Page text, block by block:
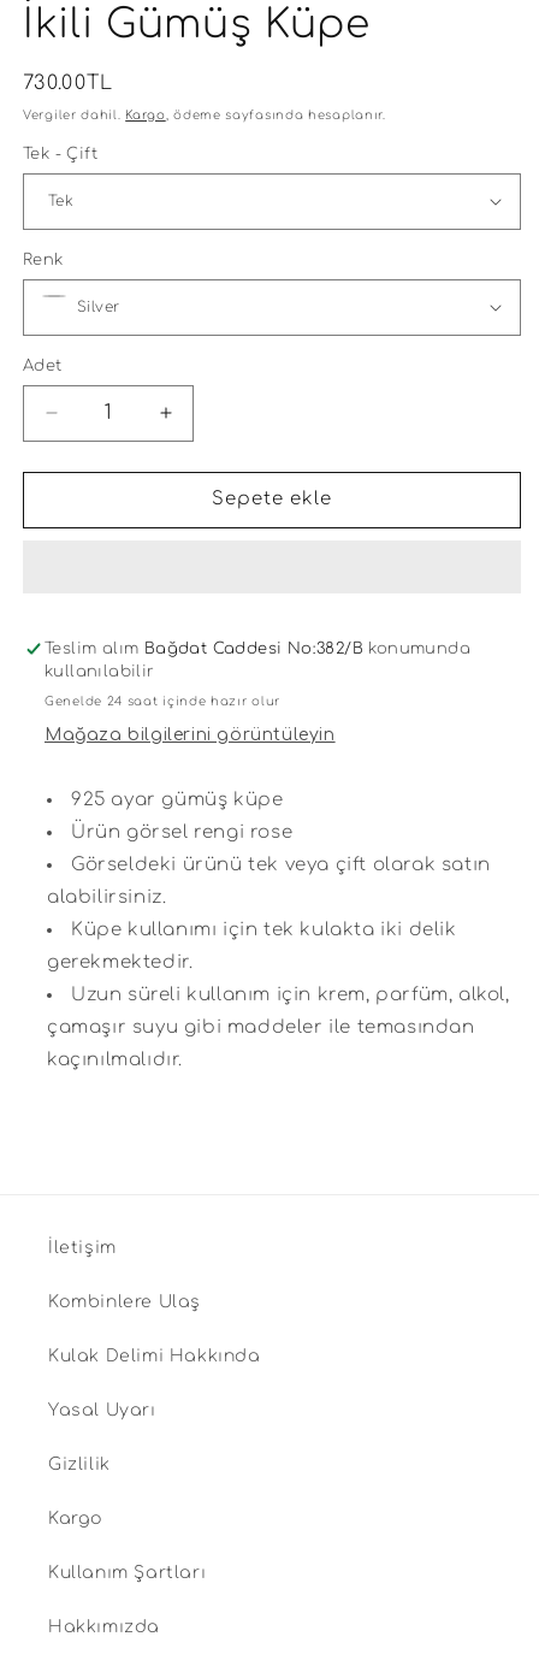
İkili Gümüş Küpe
Normal
fiyat
730.00TL
Vergiler dahil. Kargo , ödeme sayfasında hesaplanır.
Tek - Çift
Renk
Adet
Tohum
Ve
İkili
azaltın
Yıldız
Tohum
Ve
Markiz
İkili
artırın
Sepete ekle
Teslim alım Bağdat Caddesi No:382/B konumunda
kullanılabilir
Genelde 24 saat içinde hazır olur
Mağaza bilgilerini görüntüleyin
925 ayar gümüş küpe
Ürün görsel rengi rose
Görseldeki ürünü tek veya çift olarak satın
alabilirsiniz.
Küpe kullanımı için tek kulakta iki delik
gerekmektedir.
Uzun süreli kullanım için krem, parfüm, alkol,
çamaşır suyu gibi maddeler ile temasından
kaçınılmalıdır.
İletişim
Kombinlere Ulaş
Kulak Delimi Hakkında
Yasal Uyarı
Gizlilik
Kargo
Kullanım Şartları
Hakkımızda